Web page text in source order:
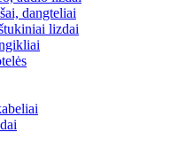
dangteliai
lizdai